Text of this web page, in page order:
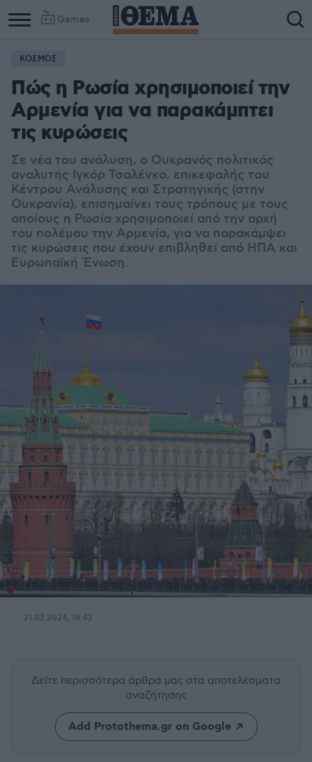
Games
ΚΟΣΜΟΣ
Πώς η Ρωσία χρησιμοποιεί την
Αρμενία για να παρακάμπτει
τις κυρώσεις
Σε νέα του ανάλυση, ο Ουκρανός πολιτικός
αναλυτής Ιγκόρ Τσαλένκο, επικεφαλής του
Κέντρου Ανάλυσης και Στρατηγικής (στην
Ουκρανία), επισημαίνει τους τρόπους με τους
οποίους η Ρωσία χρησιμοποιεί από την αρχή
του πολέμου την Αρμενία, για να παρακάμψει
τις κυρώσεις που έχουν επιβληθεί από ΗΠΑ και
Ευρωπαϊκή Ένωση.
21.02.2024, 18:42
Δείτε περισσότερα άρθρα μας στα αποτελέσματα
αναζήτησης
Add Protothema.gr on Google